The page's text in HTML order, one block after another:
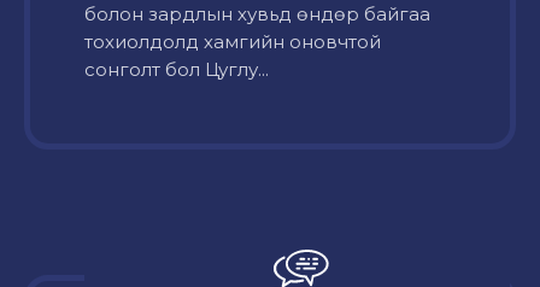
болон зардлын хувьд өндөр байгаа
тохиолдолд хамгийн оновчтой
сонголт бол Цуглу...